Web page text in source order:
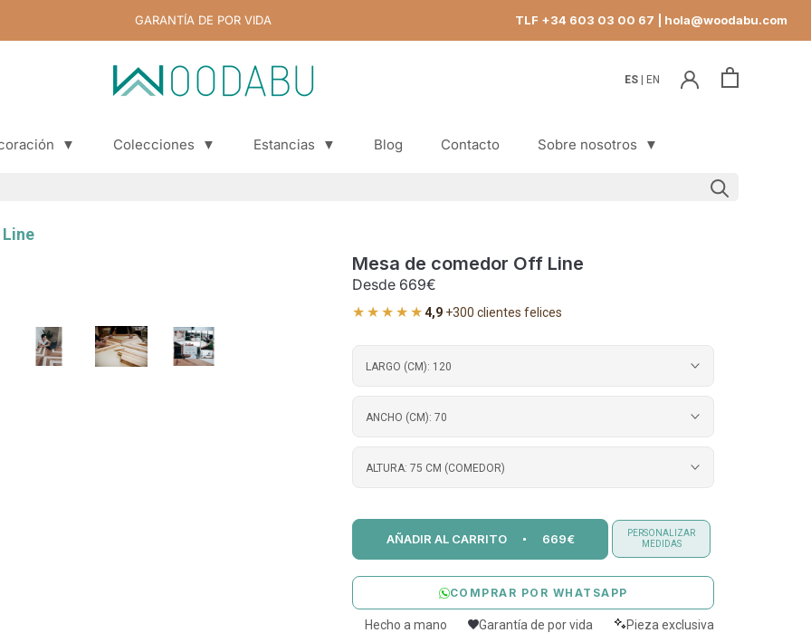
GARANTÍA DE POR VIDA TLF +34 603 03 00 67 | hola@woodabu.com
▼ Colecciones ▼ Estancias ▼
Blog
Contacto
Sobre nosotros ▼
ES EN
Mesa de comedor Off Line
Desde 669€
★★★★★4,9·+300 clientes felices
LARGO (CM): 120
ANCHO (CM): 70
ALTURA: 75 CM (COMEDOR)
AÑADIR AL CARRITO 669€
PERSONALIZAR
MEDIDAS
COMPRAR POR WHATSAPP
Hecho a mano Garantía de por vida
Pieza exclusiva